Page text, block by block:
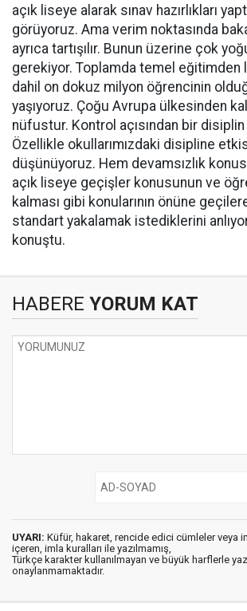
açık liseye alarak sınav hazırlıkları
görüyoruz. Ama verim noktasında
ayrıca tartışılır. Bunun üzerine çok
gerekiyor. Toplamda temel eğitimden
dahil on dokuz milyon öğrencinin
yaşıyoruz. Çoğu Avrupa ülkesinden
nüfustur. Kontrol açısından bir
Özellikle okullarımızdaki disipline
düşünüyoruz. Hem devamsızlık
açık liseye geçişler konusunun ve
kalması gibi konularının önüne
standart yakalamak istediklerini
konuştu.
HABERE YORUM KAT
UYARI: Küfür, hakaret, rencide edici cümleler veya
içeren, imla kuralları ile yazılmamış,
Türkçe karakter kullanılmayan ve büyük harflerle
onaylanmamaktadır.